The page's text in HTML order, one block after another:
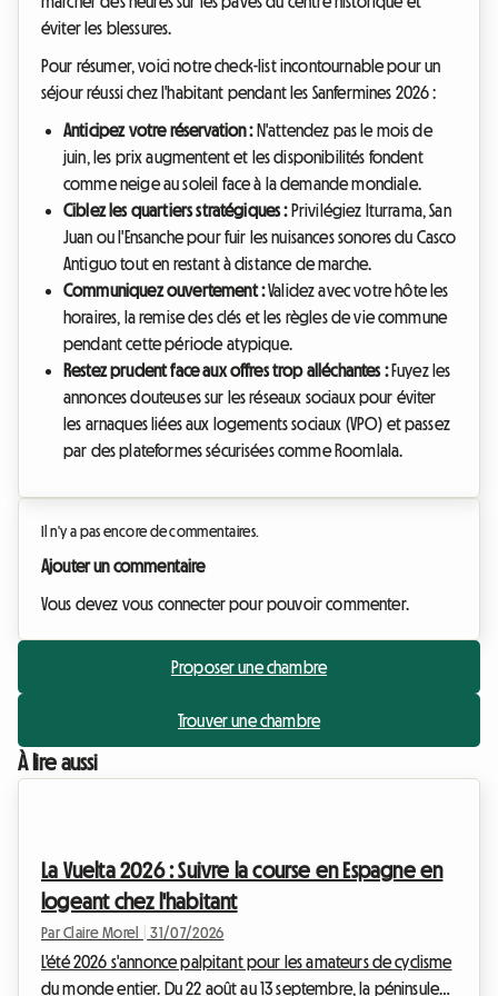
éviter les blessures.
Pour résumer, voici notre check-list incontournable pour un
séjour réussi chez l'habitant pendant les Sanfermines 2026 :
Anticipez votre réservation :N'attendez pas le mois de
juin, les prix augmentent et les disponibilités fondent
comme neige au soleil face à la demande mondiale.
Ciblez les quartiers stratégiques :Privilégiez Iturrama, San
Juan ou l'Ensanche pour fuir les nuisances sonores du Casco
Antiguo tout en restant à distance de marche.
Communiquez ouvertement :Validez avec votre hôte les
horaires, la remise des clés et les règles de vie commune
pendant cette période atypique.
Restez prudent face aux offres trop alléchantes :Fuyez les
annonces douteuses sur les réseaux sociaux pour éviter
les arnaques liées aux logements sociaux (VPO) et passez
par des plateformes sécurisées comme Roomlala.
Il n'y a pas encore de commentaires.
Ajouter un commentaire
Vous devez vous connecter pour pouvoir commenter.
Proposer une chambre
Trouver une chambre
À lire aussi
La Vuelta 2026 : Suivre la course en Espagne en
logeant chez l'habitant
Par Claire Morel 31/07/2026
L'été 2026 s'annonce palpitant pour les amateurs de cyclisme
du monde entier. Du 22 août au 13 septembre, la péninsule